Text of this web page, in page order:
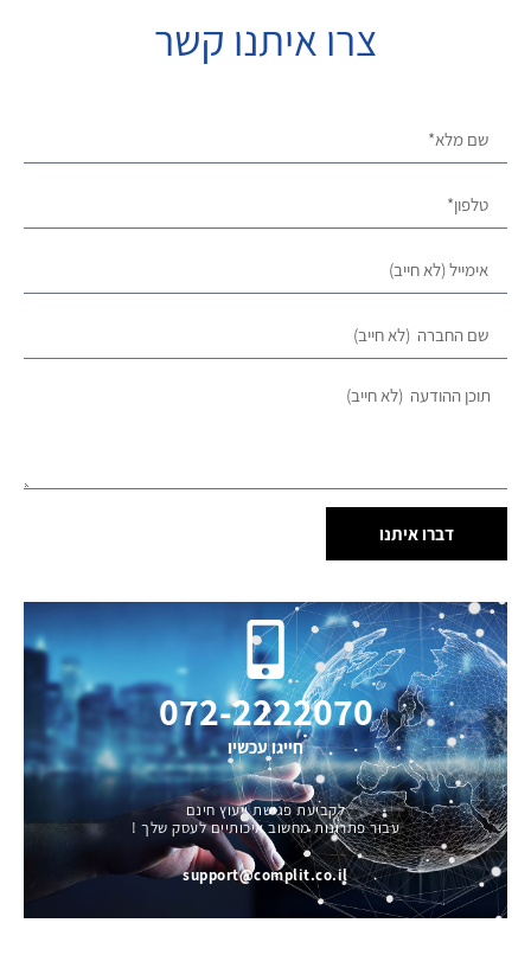
צרו איתנו קשר
דברו איתנו
072-2222070
חייגו עכשיו
לקביעת פגישת ייעוץ חינם
עבור פתרונות מחשוב איכותיים לעסק שלך !
support@complit.co.il